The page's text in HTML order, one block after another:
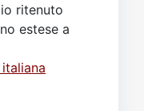
ritenuto
estese a